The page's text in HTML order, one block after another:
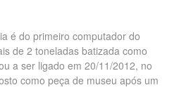
é do primeiro computador do
de 2 toneladas batizada como
a ser ligado em 20/11/2012, no
como peça de museu após um